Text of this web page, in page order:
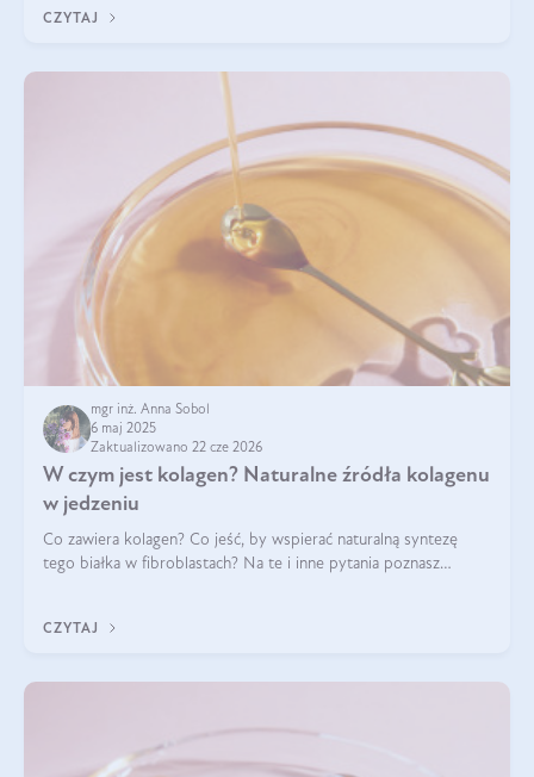
CZYTAJ
mgr inż. Anna Sobol
6 maj 2025
Zaktualizowano 22 cze 2026
W czym jest kolagen? Naturalne źródła kolagenu
w jedzeniu
Co zawiera kolagen? Co jeść, by wspierać naturalną syntezę
tego białka w fibroblastach? Na te i inne pytania poznasz
CZYTAJ